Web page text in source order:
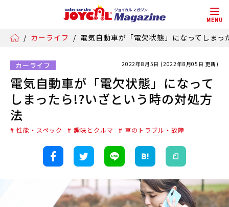
MENU
/ カーライフ / 電気自動車が「電欠状態」になってしま
カーライフ 2022年8月5日 (2022年8月05日 更新)
電気自動車が「電欠状態」になって
しまったら!?いざという時の対処方
法
# 性能・スペック # 趣味とクルマ # 車のトラブル・故障